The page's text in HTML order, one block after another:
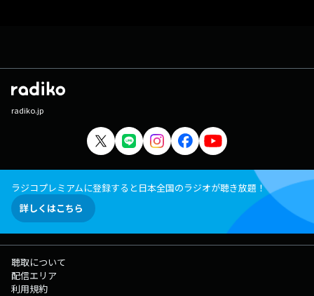
radiko.jp
ラジコプレミアムに登録すると日本全国のラジオが聴き放題！
詳しくはこちら
聴取について
配信エリア
利用規約